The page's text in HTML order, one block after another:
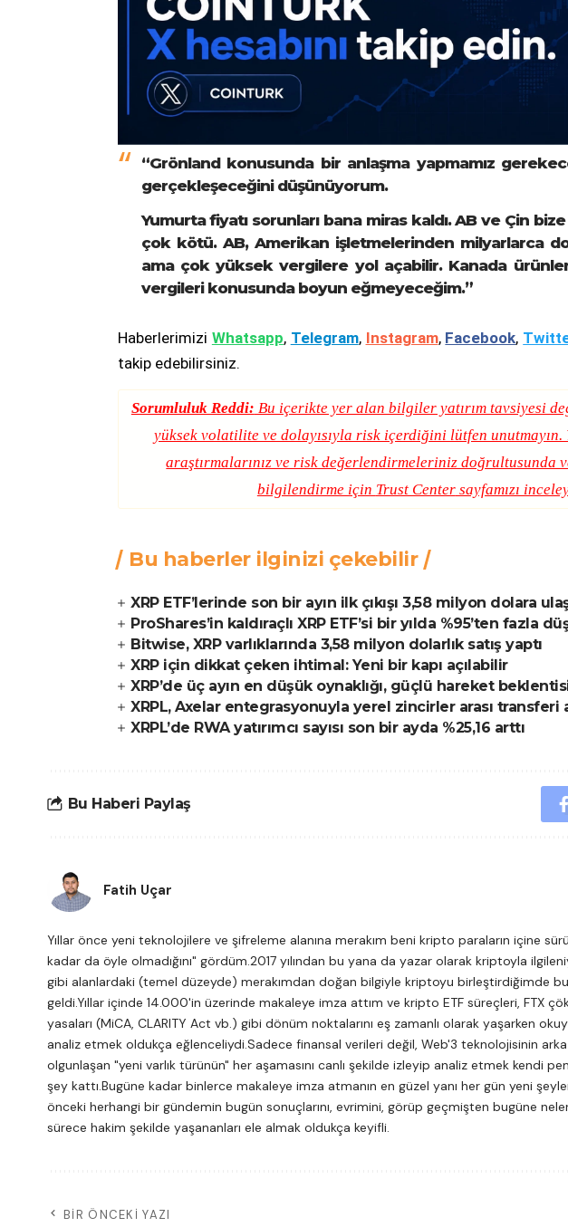
“Grönland konusunda bir anlaşma yapmamız
gerçekleşeceğini düşünüyorum.
Yumurta fiyatı sorunları bana miras kaldı. AB ve Çin
çok kötü. AB, Amerikan işletmelerinden milyarlarca
ama çok yüksek vergilere yol açabilir. Kanada
vergileri konusunda boyun eğmeyeceğim.”
Haberlerimizi Whatsapp, Telegram, Instagram, Facebook,
takip edebilirsiniz.
Sorumluluk Reddi: Bu içerikte yer alan bilgiler yatırım tavsiyesi
yüksek volatilite ve dolayısıyla risk içerdiğini lütfen unutmayın.
araştırmalarınız ve risk değerlendirmeleriniz doğrultusunda
bilgilendirme için Trust Centersayfamızı
Bu haberler ilginizi çekebilir
XRP ETF’lerinde son bir ayın ilk çıkışı 3,58 milyon dolara
ProShares’in kaldıraçlı XRP ETF’si bir yılda %95’ten fazla
Bitwise, XRP varlıklarında 3,58 milyon dolarlık satış yaptı
XRP için dikkat çeken ihtimal: Yeni bir kapı açılabilir
XRP’de üç ayın en düşük oynaklığı, güçlü hareket
XRPL, Axelar entegrasyonuyla yerel zincirler arası transferi
XRPL’de RWA yatırımcı sayısı son bir ayda %25,16 arttı
Bu Haberi Paylaş
Fatih Uçar
Yıllar önce yeni teknolojilere ve şifreleme alanına merakım beni kripto paraların içine
kadar da öyle olmadığını" gördüm.2017 yılından bu yana da yazar olarak kriptoyla
gibi alanlardaki (temel düzeyde) merakımdan doğan bilgiyle kriptoyu birleştirdiğimde
geldi.Yıllar içinde 14.000'in üzerinde makaleye imza attım ve kripto ETF süreçleri, FTX
yasaları (MiCA, CLARITY Act vb.) gibi dönüm noktalarını eş zamanlı olarak yaşarken
analiz etmek oldukça eğlenceliydi.Sadece finansal verileri değil, Web'3 teknolojisinin
olgunlaşan "yeni varlık türünün" her aşamasını canlı şekilde izleyip analiz etmek kendi
şey kattı.Bugüne kadar binlerce makaleye imza atmanın en güzel yanı her gün yeni
önceki herhangi bir gündemin bugün sonuçlarını, evrimini, görüp geçmişten bugüne
sürece hakim şekilde yaşananları ele almak oldukça keyifli.
BIR ÖNCEKI YAZI